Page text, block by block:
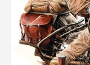
Avions
Bateaux
Trains
Figurines
Peintures